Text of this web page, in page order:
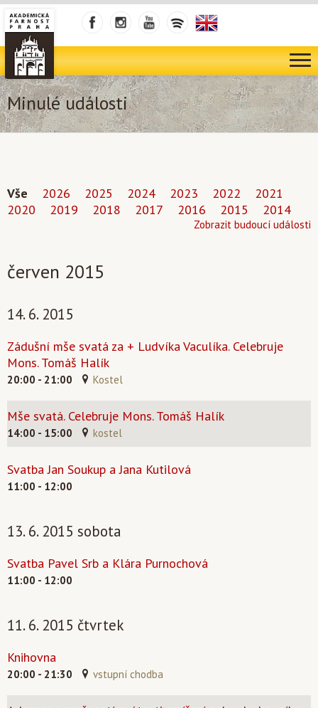
Minulé události
Vše 2026 2025 2024 2023 2022
2021
2020
2019 2018 2017 2016 2015 2014
Zobrazit budoucí události
červen 2015
14. 6. 2015
Zádušní mše svatá za + Ludvíka Vaculíka. Celebruje
Mons. Tomáš Halík
20:00 - 21:00 Kostel
Mše svatá. Celebruje Mons. Tomáš Halík
14:00 - 15:00 kostel
Svatba Jan Soukup a Jana Kutilová
11:00 - 12:00
13. 6. 2015 sobota
Svatba Pavel Srb a Klára Purnochová
11:00 - 12:00
11. 6. 2015 čtvrtek
Knihovna
20:00 - 21:30 vstupní chodba